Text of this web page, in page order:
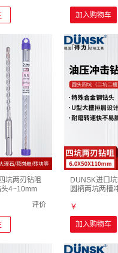
加入购物车
坑两刃钻咀
4~10mm
评价
DUNSK进口
圆柄两坑两槽
￥
加入购物车